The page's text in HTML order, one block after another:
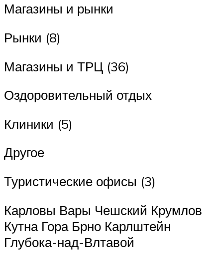
Магазины и рынки
Рынки (8)
Магазины и ТРЦ (36)
Оздоровительный отдых
Клиники (5)
Другое
Туристические офисы (3)
Карловы Вары Чешский Крумлов
Кутна Гора Брно Карлштейн
Глубока-над-Влтавой